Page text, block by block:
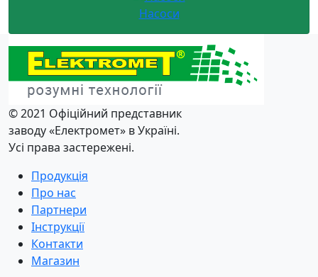
Насоси
© 2021 Офіційний представник
заводу «Електромет» в Україні.
Усі права застережені.
Продукція
Про нас
Партнери
Iнструкції
Контакти
Магазин